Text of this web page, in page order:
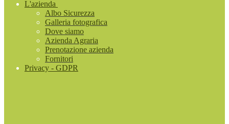
L'azienda
Albo Sicurezza
Galleria fotografica
Dove siamo
Azienda Agraria
Prenotazione azienda
Fornitori
Privacy - GDPR